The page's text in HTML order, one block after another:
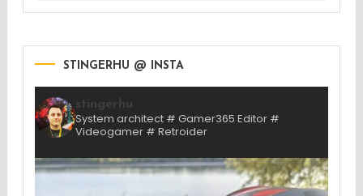
STINGERHU @ INSTA
System architect # Gamer365 Editor #
Videogamer # Retroider